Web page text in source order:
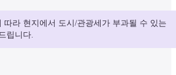
따라 현지에서 도시/관광세가 부과될 수 있는
립니다.